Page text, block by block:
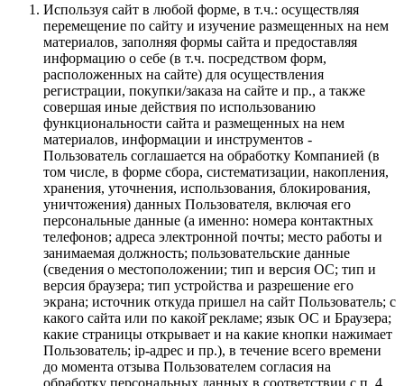
Используя сайт в любой форме, в т.ч.: осуществляя
перемещение по сайту и изучение размещенных на нем
материалов, заполняя формы сайта и предоставляя
информацию о себе (в т.ч. посредством форм,
расположенных на сайте) для осуществления
регистрации, покупки/заказа на сайте и пр., а также
совершая иные действия по использованию
функциональности сайта и размещенных на нем
материалов, информации и инструментов -
Пользователь соглашается на обработку Компанией (в
том числе, в форме сбора, систематизации, накопления,
хранения, уточнения, использования, блокирования,
уничтожения) данных Пользователя, включая его
персональные данные (а именно: номера контактных
телефонов; адреса электронной почты; место работы и
занимаемая должность; пользовательские данные
(сведения о местоположении; тип и версия ОС; тип и
версия браузера; тип устройства и разрешение его
экрана; источник откуда пришел на сайт Пользователь; с
какого сайта или по какой̆ рекламе; язык ОС и Браузера;
какие страницы открывает и на какие кнопки нажимает
Пользователь; ip-адрес и пр.), в течение всего времени
до момента отзыва Пользователем согласия на
обработку персональных данных в соответствии с п. 4